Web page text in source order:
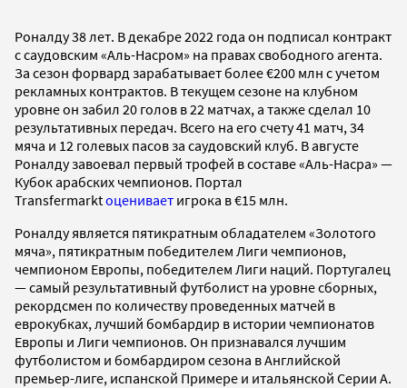
Роналду 38 лет. В декабре 2022 года он подписал контракт
с саудовским «Аль-Насром» на правах свободного агента.
За сезон форвард зарабатывает более €200 млн с учетом
рекламных контрактов. В текущем сезоне на клубном
уровне он забил 20 голов в 22 матчах, а также сделал 10
результативных передач. Всего на его счету 41 матч, 34
мяча и 12 голевых пасов за саудовский клуб. В августе
Роналду завоевал первый трофей в составе «Аль-Насра» —
Кубок арабских чемпионов. Портал
Transfermarktоценивает игрока в €15 млн.
Роналду является пятикратным обладателем «Золотого
мяча», пятикратным победителем Лиги чемпионов,
чемпионом Европы, победителем Лиги наций. Португалец
— самый результативный футболист на уровне сборных,
рекордсмен по количеству проведенных матчей в
еврокубках, лучший бомбардир в истории чемпионатов
Европы и Лиги чемпионов. Он признавался лучшим
футболистом и бомбардиром сезона в Английской
премьер-лиге, испанской Примере и итальянской Серии А.